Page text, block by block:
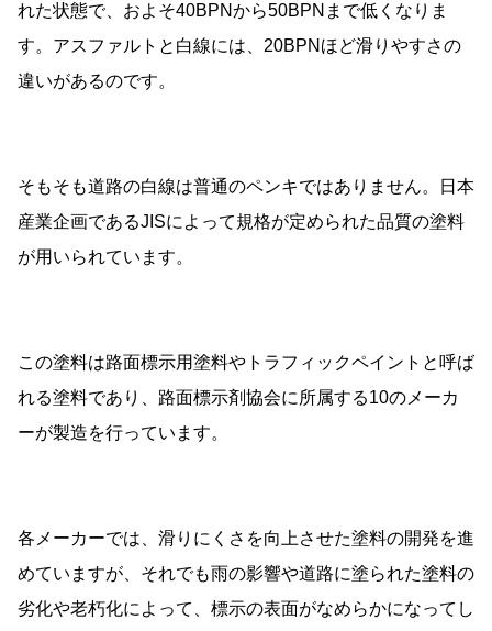
れた状態で、およそ40BPNから50BPNまで低くなりま
す。アスファルトと白線には、20BPNほど滑りやすさの
違いがあるのです。
そもそも道路の白線は普通のペンキではありません。日本
産業企画であるJISによって規格が定められた品質の塗料
が用いられています。
この塗料は路面標示用塗料やトラフィックペイントと呼ば
れる塗料であり、路面標示剤協会に所属する10のメーカ
ーが製造を行っています。
各メーカーでは、滑りにくさを向上させた塗料の開発を進
めていますが、それでも雨の影響や道路に塗られた塗料の
劣化や老朽化によって、標示の表面がなめらかになってし